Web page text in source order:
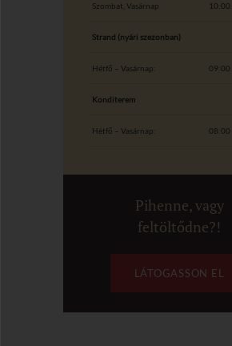
Szombat, Vasárnap
10:00
Strand (nyári szezonban)
Hétfő – Vasárnap: 09:00
Konditerem
Hétfő – Vasárnap: 08:00
Pihenne, vagy
feltöltődne?!
LÁTOGASSON EL